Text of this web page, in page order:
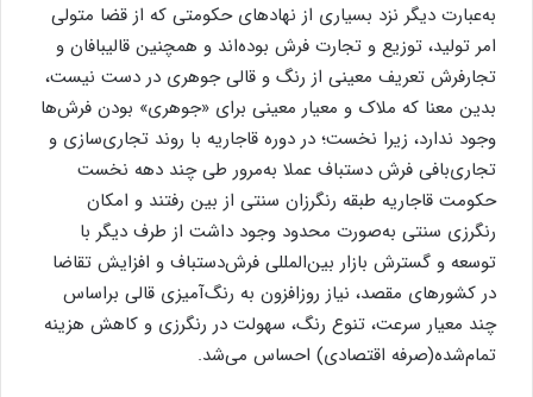
به‌عبارت دیگر نزد بسیاری از نهاد‌های حکومتی که از قضا متولی
امر تولید، توزیع و تجارت فرش بوده‌اند و همچنین قالیبافان و
تجار‌فرش تعریف معینی از رنگ و قالی جوهری در دست نیست،
بدین معنا که ملاک و معیار معینی برای «جوهری» بودن فرش‌ها
وجود ندارد، زیرا نخست؛ در دوره قاجاریه با روند تجاری‌سازی و
تجاری‌بافی فرش دستباف عملا به‌مرور طی چند دهه نخست
حکومت قاجاریه طبقه رنگرزان سنتی از بین رفتند و امکان
رنگرزی سنتی به‌صورت محدود وجود داشت از طرف دیگر با
توسعه و گسترش بازار بین‌المللی فرش‌دستباف و افزایش تقاضا
در کشور‌های مقصد، نیاز روزافزون به رنگ‌آمیزی قالی براساس
چند معیار سرعت، تنوع رنگ، سهولت در رنگرزی و کاهش هزینه
تمام‌شده(صرفه اقتصادی) احساس می‌شد.